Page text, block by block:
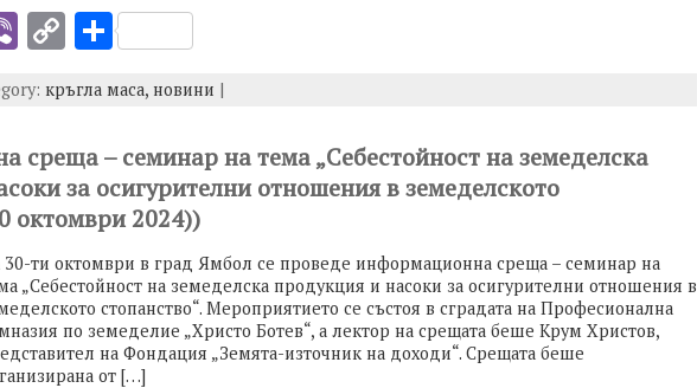
Vi
er
C
p
y
Li
n
k
S
ar
e
кръгла маса,новини |
среща – семинар на тема „Себестойност на земеделска
за осигурителни отношения в земеделското
октомври 2024))
30-ти октомври в град Ямбол се проведе информационна среща – семинар на
„Себестойност на земеделска продукция и насоки за осигурителни отношения в
стопанство“. Мероприятието се състоя в сградата на Професионална
по земеделие „Христо Ботев“, а лектор на срещата беше Крум Христов,
на Фондация „Земята-източник на доходи“. Срещата беше
от […]